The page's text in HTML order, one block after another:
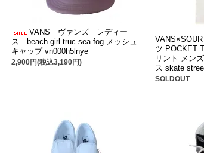
VANS ヴァンズ レディー
ス beach girl truc sea fog メッシュ
キャップ vn000h5lnye
2,900円(税込3,190円)
ツ POCKET
リント メン
ス skate
SOLDOUT